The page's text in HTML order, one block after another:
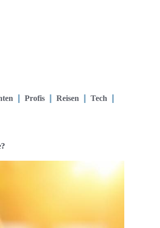
Profis Reisen Tech